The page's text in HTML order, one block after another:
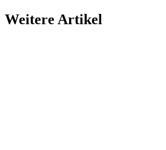
Weitere Artikel